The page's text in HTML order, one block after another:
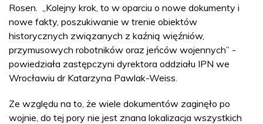
Rosen. „Kolejny krok, to w oparciu o nowe dokumenty i
nowe fakty, poszukiwanie w trenie obiektów
historycznych związanych z kaźnią więźniów,
przymusowych robotników oraz jeńców wojennych” -
powiedziała zastępczyni dyrektora oddziału IPN we
Wrocławiu dr Katarzyna Pawlak-Weiss.
Ze względu na to, że wiele dokumentów zaginęło po
wojnie, do tej pory nie jest znana lokalizacja wszystkich